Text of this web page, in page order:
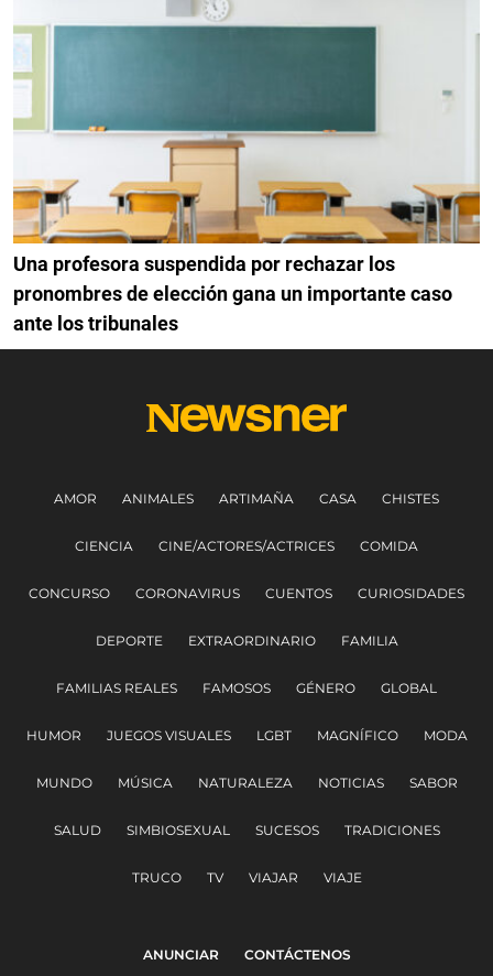
Una profesora suspendida por rechazar los
pronombres de elección gana un importante caso
ante los tribunales
AMOR ANIMALES ARTIMAÑA CASA CHISTES
CIENCIA CINE/ACTORES/ACTRICES COMIDA
CONCURSO CORONAVIRUS CUENTOS CURIOSIDADES
DEPORTE EXTRAORDINARIO FAMILIA
FAMILIAS REALES FAMOSOS GÉNERO GLOBAL
HUMOR JUEGOS VISUALES LGBT MAGNÍFICO MODA
MUNDO MÚSICA NATURALEZA NOTICIAS SABOR
SALUD SIMBIOSEXUAL SUCESOS TRADICIONES
TRUCO TV VIAJAR VIAJE
ANUNCIAR CONTÁCTENOS